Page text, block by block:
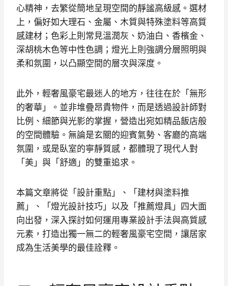
心精神，去繁從簡地呈現空間的靜謐高級感。選材
上，偏好如大理石、金屬、木質與特殊塗料等高質
感建材；色彩上則常見溫潤灰、奶油白、香檳金、
深胡桃木色等中性色調；燈光上則強調分層照明與
柔和氛圍，以凸顯空間的層次與深度。
此外，輕奢風豪宅最迷人的地方，往往在於「無形
的奢華」。並非堆疊昂貴物件，而是透過設計師對
比例、細節與光影的掌握，營造出宛如精品飯店般
的空間體驗。無論是玄關的迎賓氣勢、客廳的高端
氛圍，或是臥室的寧靜質感，都體現了現代人對
「美」與「舒適」的雙重追求。
本篇文章將從「設計重點」、「建材與塗料推
薦」、「燈光設計技巧」以及「推薦燈具」四大面
向出發，深入探討如何運用專業設計手法與高質感
元素，打造出獨一無二的輕奢風豪宅空間，讓居家
成為生活美學的最佳詮釋。